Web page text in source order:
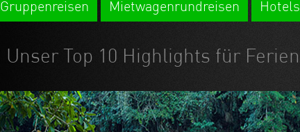
Gruppenreisen Mietwagenrundreisen Hotels
| Unser Top 10 Highlights für Ferien